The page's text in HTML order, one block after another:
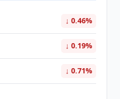
↓ 0.46%
↓ 0.19%
↓ 0.71%